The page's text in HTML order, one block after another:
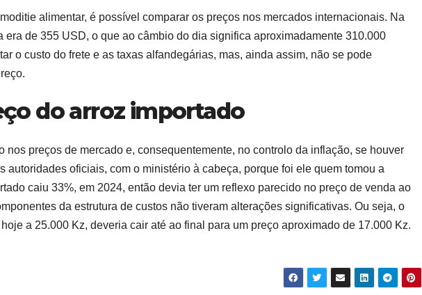
alimentar, é possível comparar os preços nos mercados internacionais. Na
era de 355 USD, o que ao câmbio do dia significa aproximadamente 310.000
o custo do frete e as taxas alfandegárias, mas, ainda assim, não se pode
do arroz importado
nos preços de mercado e, consequentemente, no controlo da inflação, se houver
autoridades oficiais, com o ministério à cabeça, porque foi ele quem tomou a
caiu 33%, em 2024, então devia ter um reflexo parecido no preço de venda ao
da estrutura de custos não tiveram alterações significativas. Ou seja, o
a 25.000 Kz, deveria cair até ao final para um preço aproximado de 17.000 Kz.